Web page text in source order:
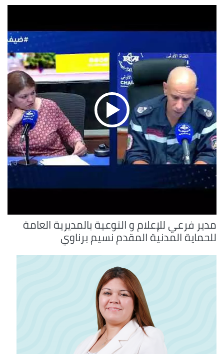
مدير فرعي للإعلام و التوعية بالمديرية العامة
للحماية المدنية المقدم نسيم برناوي